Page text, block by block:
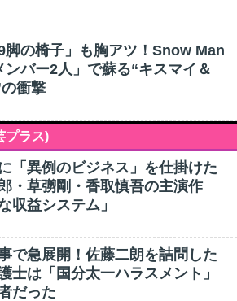
脚の椅子」も胸アツ！Snow Man
バー2人」で蘇る“キスマイ＆
衝撃
プラス)
「異例のビジネス」を仕掛けた
・草彅剛・香取慎吾の主演作
収益システム」
で急展開！佐藤二朗を詰問した
士は「国分太一ハラスメント」
だった